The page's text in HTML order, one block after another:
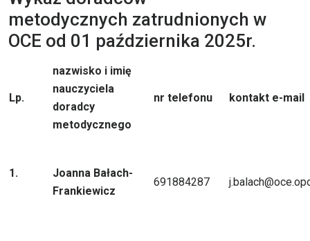
metodycznych zatrudnionych w
OCE od 01 października 2025r.
Lp.
nazwisko i imię
nauczyciela
doradcy
metodycznego
nr telefonu kontakt e-mail
1.
Joanna Bałach-
Frankiewicz
691884287